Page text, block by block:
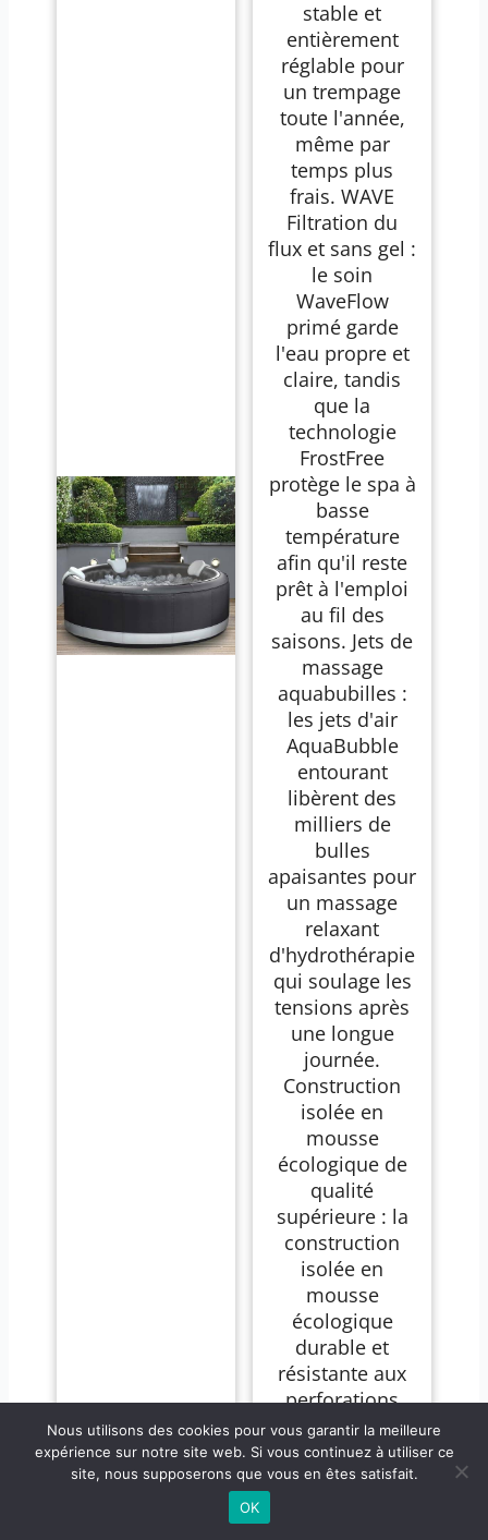
stable et
entièrement
réglable pour
un trempage
toute l'année,
même par
temps plus
frais. WAVE
Filtration du
flux et sans gel :
le soin
WaveFlow
primé garde
l'eau propre et
claire, tandis
que la
technologie
FrostFree
protège le spa à
basse
température
afin qu'il reste
prêt à l'emploi
au fil des
saisons. Jets de
massage
aquabubilles :
les jets d'air
AquaBubble
entourant
libèrent des
milliers de
bulles
apaisantes pour
un massage
relaxant
d'hydrothérapie
qui soulage les
tensions après
une longue
journée.
Construction
isolée en
mousse
écologique de
qualité
supérieure : la
construction
isolée en
mousse
écologique
durable et
résistante aux
perforations
offre un mur
ferme et stable
et un intérieur
Nous utilisons des cookies pour vous garantir la meilleure
expérience sur notre site web. Si vous continuez à utiliser ce
site, nous supposerons que vous en êtes satisfait.
OK